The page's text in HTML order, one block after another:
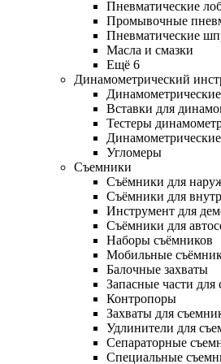
Пневматические
Промывочные
Пневматические
Масла и смазки
Ещё 6
Динамометрический
Вставки для
Тестеры
Угломеры
Съемники
Съёмники для
Съёмники для
Инструмент для
Съёмники для
Наборы съёмников
Мобильные
Балочные захваты
Запасные части для
Контропоры
Захваты для
Удлинители для
Сепараторные
Специальные